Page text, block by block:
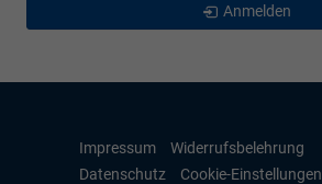
Anmelden
Impressum
Widerrufsbelehrung
Datenschutz
Cookie-Einstellungen